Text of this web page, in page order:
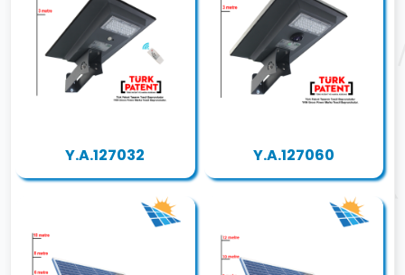
Y.A.127032 Y.A.127060